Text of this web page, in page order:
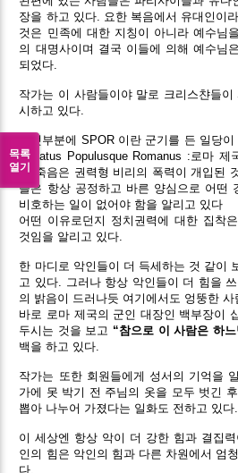
장을 하고 있다. 요한 복음에서 유대인이
것은 민족에 대한 지칭이 아니라 예수님
의 대명사이며 결국 이들에 의해 예수님
되었다.
작가는 이 사람들이야 말로 크리스챤들
시하고 있다.
아랫부분에 SPOR 이란 군기를 든 일당
Senatus Populusque Romanus :로마
의 죽음은 권력형 비리의 폭력이 개입된
들은 항상 공정하고 바른 양심으로 어떤
비호하는 일이 없어야 함을 알리고 있다
어떤 이유로던지 정치권력에 대한 집착
것임을 알리고 있다.
한 마디로 악인들이 더 득세하는 것 같이
고 있다. 그러나 항상 악인들이 더 힘을
의 밝음이 드러나듯 여기에서도 엉뚱한 사
바로 로마 제국의 군인 대장인 백부장이
두시는 것을 보고 “참으로 이 사람은 하
백을 하고 있다.
작가는 또한 회원들에게 성서의 기억을
가에 못 박기 전 주님의 옷을 모두 벗긴
뽑아 나누어 가졌다는 일화도 전하고 있다
이 세상엔 항상 악이 더 강한 힘과 결집
인의 힘은 악인의 힘과 다른 차원에서 엄
다.
목록
열기